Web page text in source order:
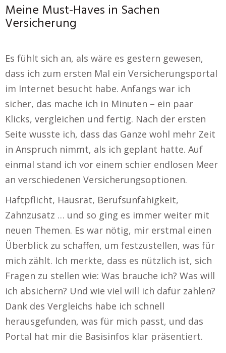
Meine Must-Haves in Sachen
Versicherung
Es fühlt sich an, als wäre es gestern gewesen,
dass ich zum ersten Mal ein Versicherungsportal
im Internet besucht habe. Anfangs war ich
sicher, das mache ich in Minuten – ein paar
Klicks, vergleichen und fertig. Nach der ersten
Seite wusste ich, dass das Ganze wohl mehr Zeit
in Anspruch nimmt, als ich geplant hatte. Auf
einmal stand ich vor einem schier endlosen Meer
an verschiedenen Versicherungsoptionen.
Haftpflicht, Hausrat, Berufsunfähigkeit,
Zahnzusatz … und so ging es immer weiter mit
neuen Themen. Es war nötig, mir erstmal einen
Überblick zu schaffen, um festzustellen, was für
mich zählt. Ich merkte, dass es nützlich ist, sich
Fragen zu stellen wie: Was brauche ich? Was will
ich absichern? Und wie viel will ich dafür zahlen?
Dank des Vergleichs habe ich schnell
herausgefunden, was für mich passt, und das
Portal hat mir die Basisinfos klar präsentiert.